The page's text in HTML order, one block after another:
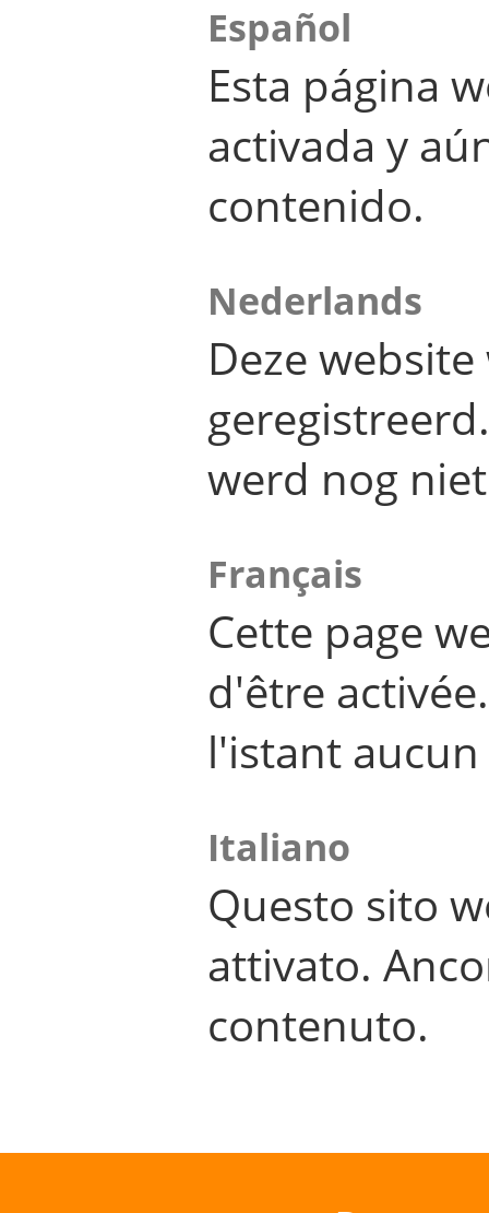
Español
Esta página
activada y
contenido.
Nederlands
Deze
werd nog
Français
Cette page
d'être
l'istant
Italiano
Questo sito
attivato.
contenuto.